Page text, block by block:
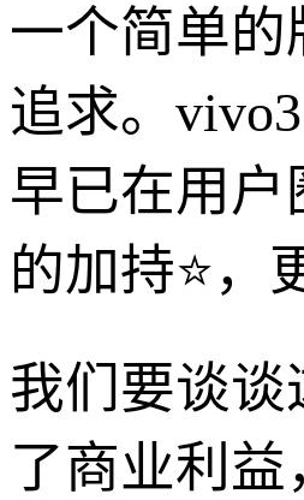
一个简单
追求。
早已在用户
的加持⭐，
我们要谈谈
了商业利